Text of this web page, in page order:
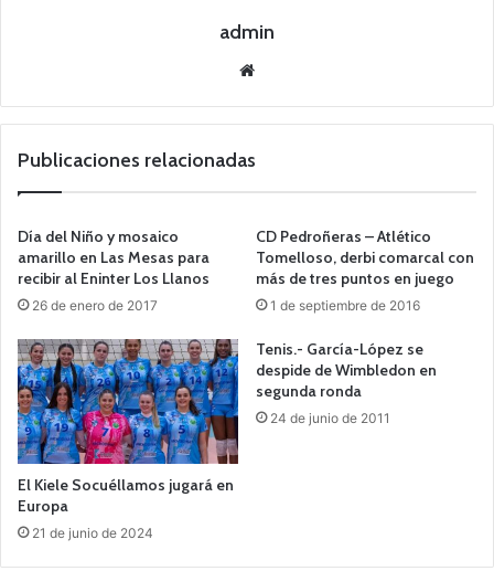
admin
we
Publicaciones relacionadas
Día del Niño y mosaico
amarillo en Las Mesas para
recibir al Eninter Los Llanos
26 de enero de 2017
CD Pedroñeras – Atlético
Tomelloso, derbi comarcal con
más de tres puntos en juego
1 de septiembre de 2016
El Kiele Socuéllamos jugará en
Europa
21 de junio de 2024
Tenis.- García-López se
despide de Wimbledon en
segunda ronda
24 de junio de 2011